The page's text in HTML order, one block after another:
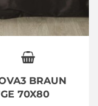
BRAUN
70X80